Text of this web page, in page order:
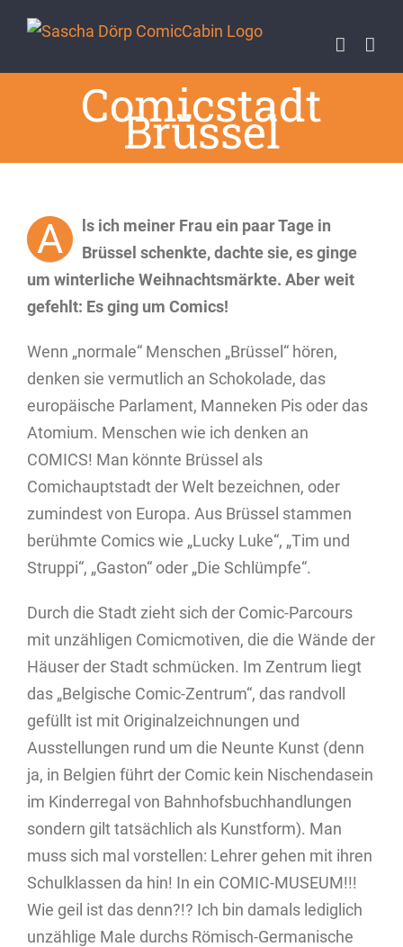
Comicstadt
Brüssel
A
ls ich meiner Frau ein paar Tage in
Brüssel schenkte, dachte sie, es ginge
um winterliche Weihnachtsmärkte. Aber weit
gefehlt: Es ging um Comics!
Wenn „normale“ Menschen „Brüssel“ hören,
denken sie vermutlich an Schokolade, das
europäische Parlament, Manneken Pis oder das
Atomium. Menschen wie ich denken an
COMICS! Man könnte Brüssel als
Comichauptstadt der Welt bezeichnen, oder
zumindest von Europa. Aus Brüssel stammen
berühmte Comics wie „Lucky Luke“, „Tim und
Struppi“, „Gaston“ oder „Die Schlümpfe“.
Durch die Stadt zieht sich der Comic-Parcours
mit unzähligen Comicmotiven, die die Wände der
Häuser der Stadt schmücken. Im Zentrum liegt
das „Belgische Comic-Zentrum“, das randvoll
gefüllt ist mit Originalzeichnungen und
Ausstellungen rund um die Neunte Kunst (denn
ja, in Belgien führt der Comic kein Nischendasein
im Kinderregal von Bahnhofsbuchhandlungen
sondern gilt tatsächlich als Kunstform). Man
muss sich mal vorstellen: Lehrer gehen mit ihren
Schulklassen da hin! In ein COMIC-MUSEUM!!!
Wie geil ist das denn?!? Ich bin damals lediglich
unzählige Male durchs Römisch-Germanische